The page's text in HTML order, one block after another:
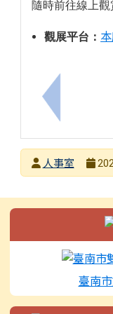
上一筆：檢
隨時前往線上觀
觀展平台：
發布者人事室
左邊區域內容
臺南